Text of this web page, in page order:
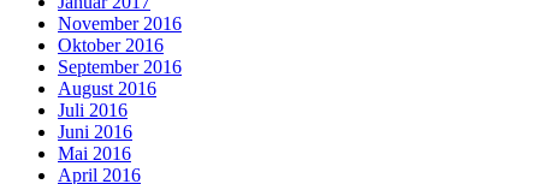
November 2016
Oktober 2016
September 2016
August 2016
Juli 2016
Juni 2016
Mai 2016
April 2016